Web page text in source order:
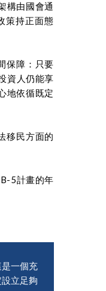
構由國會通
策持正面態
保障：只要
資人仍能享
地依循既定
移民方面的
5計畫的年
一個充
立足夠